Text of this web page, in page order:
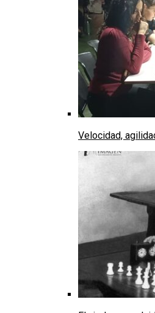
Velocidad,